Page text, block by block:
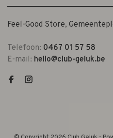
Feel-Good Store,
Telefoon: 0467 01 57 58
E-mail: hello@club-geluk.be